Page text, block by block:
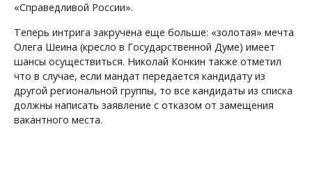
«Справедливой России».
Теперь интрига закручена еще больше: «золотая» мечта
Олега Шеина (кресло в Государственной Думе) имеет
шансы осуществиться. Николай Конкин также отметил
что в случае, если мандат передается кандидату из
другой региональной группы, то все кандидаты из списка
должны написать заявление с отказом от замещения
вакантного места.